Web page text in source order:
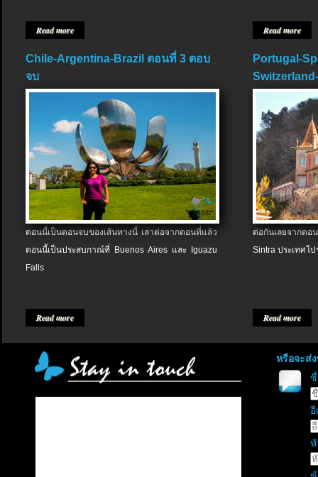
Read more Read more
Chile-Argentina-Brazil ตอนที่ 3 ตอบ
จบ
ตอนนี้เป็นตอนจบของเส้นทางนี้ เล่าต่อจากตอนที่แล้ว
ตอนนี้เป็นประสบกาณ์ที่ Buenos Aires และ Iguazu
Falls
Read more
Portugal-
ต่อกันเลยจากต
Sintra ประเทศโป
Read more
หรือจะส่
อี
หั